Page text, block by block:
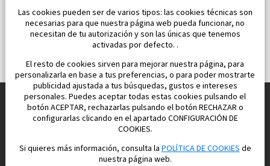
Construimos y vendemos propiedades
para su vida feliz en España
Las cookies pueden ser de varios tipos: las cookies técnicas son
necesarias para que nuestra página web pueda funcionar, no
necesitan de tu autorización y son las únicas que tenemos
activadas por defecto. .
El resto de cookies sirven para mejorar nuestra página, para
personalizarla en base a tus preferencias, o para poder mostrarte
publicidad ajustada a tus búsquedas, gustos e intereses
personales. Puedes aceptar todas estas cookies pulsando el
botón ACEPTAR, rechazarlas pulsando el botón RECHAZAR o
configurarlas clicando en el apartado CONFIGURACIÓN DE
COOKIES.
Si quieres más información, consulta laPOLÍTICA DE COOKIESde
nuestra página web.